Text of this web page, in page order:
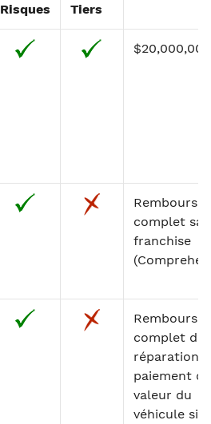
Risques
Tiers
$20,000,000
complet
franchise
complet des
réparations
paiement
valeur du
véhicule si